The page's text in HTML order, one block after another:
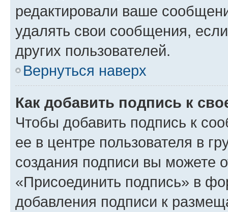
редактировали ваше
удалять свои сообщения,
других пользователей.
Вернуться наверх
Как добавить подпись к
Чтобы добавить подпись к
ее в центре пользователя в
создания подписи вы можете
«Присоединить подпись» в
добавления подписи к